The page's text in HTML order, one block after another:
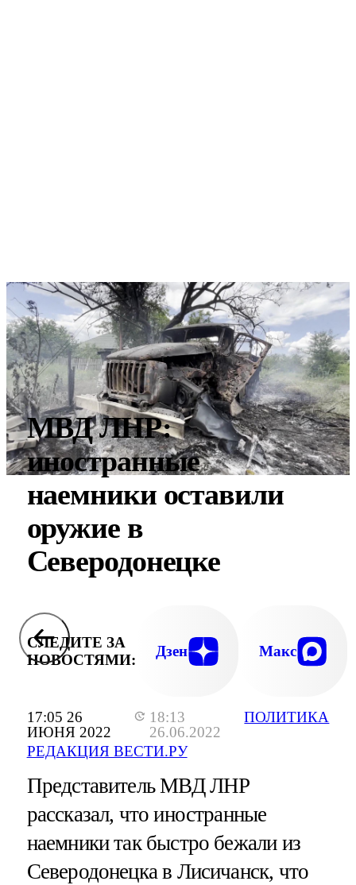
17:05 26
ИЮНЯ 2022
18:13
26.06.2022
РЕДАКЦИЯ ВЕСТИ.РУ
ПОЛИТИКА
МВД ЛНР:
иностранные
наемники оставили
оружие в
Северодонецке
СЛЕДИТЕ ЗА
НОВОСТЯМИ:
Дзен Макс
Представитель МВД ЛНР
рассказал, что иностранные
наемники так быстро бежали из
Северодонецка в Лисичанск, что